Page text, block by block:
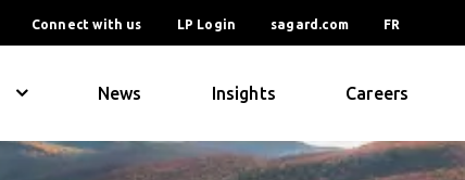
Connect with us LP Login sagard.com FR
News Insights Careers